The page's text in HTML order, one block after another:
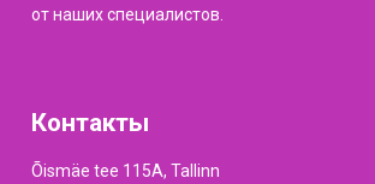
от наших специалистов.
Контакты
Õismäe tee 115A, Tallinn